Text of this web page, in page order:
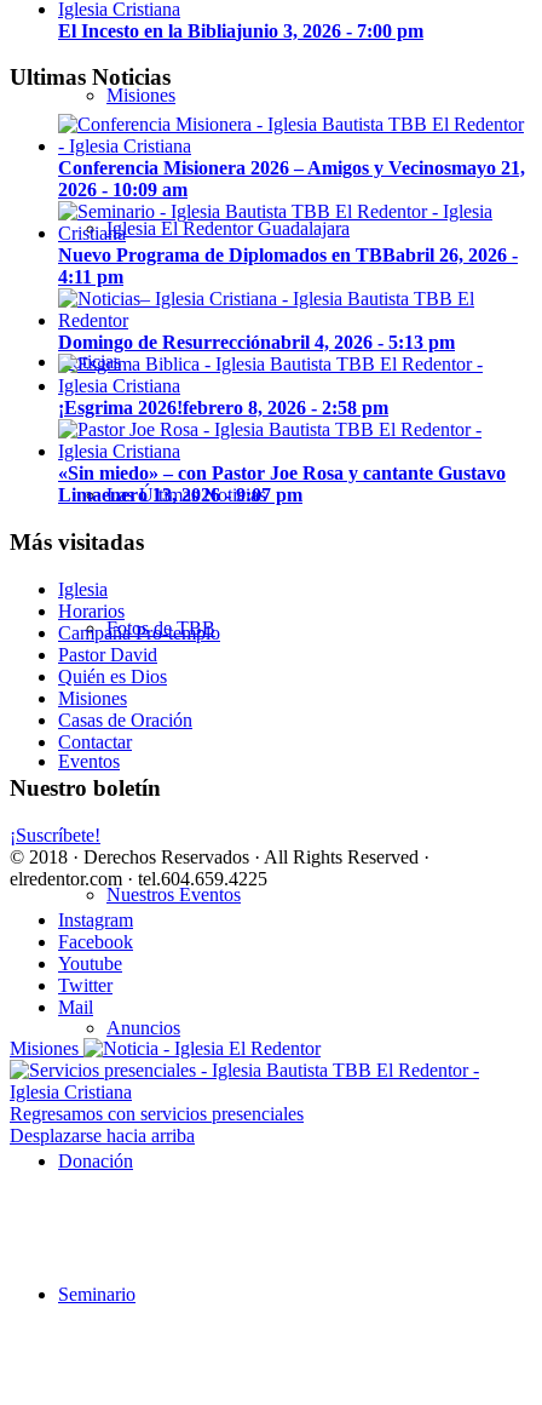
Misiones
Iglesia El Redentor Guadalajara
Noticias
Las Últimas Noticias
Fotos de TBB
Eventos
Nuestros Eventos
Anuncios
Donación
Seminario
El Incesto en la Bibliajunio 3, 2026 - 7:00 pm
Ultimas Noticias
Conferencia Misionera 2026 – Amigos y Vecinosmayo 21,
2026 - 10:09 am
Nuevo Programa de Diplomados en TBBabril 26, 2026 -
4:11 pm
Domingo de Resurrecciónabril 4, 2026 - 5:13 pm
¡Esgrima 2026!febrero 8, 2026 - 2:58 pm
«Sin miedo» – con Pastor Joe Rosa y cantante Gustavo
Limaenero 13, 2026 - 9:07 pm
Más visitadas
Iglesia
Horarios
Campaña Pro-templo
Pastor David
Quién es Dios
Misiones
Casas de Oración
Contactar
Nuestro boletín
¡Suscríbete!
© 2018 · Derechos Reservados · All Rights Reserved ·
elredentor.com · tel.604.659.4225
Instagram
Facebook
Youtube
Twitter
Mail
Misiones
Regresamos con servicios presenciales
Desplazarse hacia arriba